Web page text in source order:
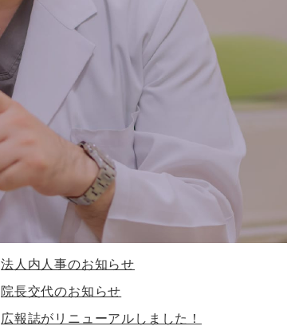
法人内人事のお知らせ
院長交代のお知らせ
広報誌がリニューアルしました！